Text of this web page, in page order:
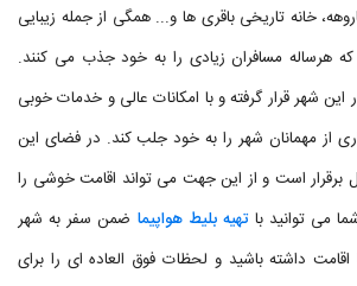
خانه تاریخی باقری ها و... همگی از جمله زیبایی
هرساله مسافران زیادی را به خود جذب می کنند.
شهر قرار گرفته و با امکانات عالی و خدمات خوبی
از مهمانان شهر را به خود جلب کند. در فضای این
برقرار است و از این جهت می تواند اقامت خوشی را
می توانید باتهیه بلیط هواپیما ضمن سفر به شهر
اقامت داشته باشید و لحظات فوق العاده ای را برای